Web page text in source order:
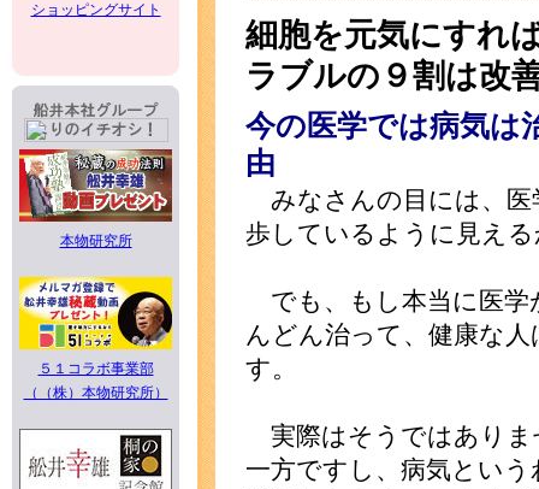
ショッピングサイト
本物研究所
５１コラボ事業部
（（株）本物研究所）
細胞を元気にすれ
ラブルの９割は改
今の医学では病気は
由
みなさんの目には、医
歩しているように見え
でも、もし本当に医学
んどん治って、健康な
す。
実際はそうではありま
一方ですし、病気とい